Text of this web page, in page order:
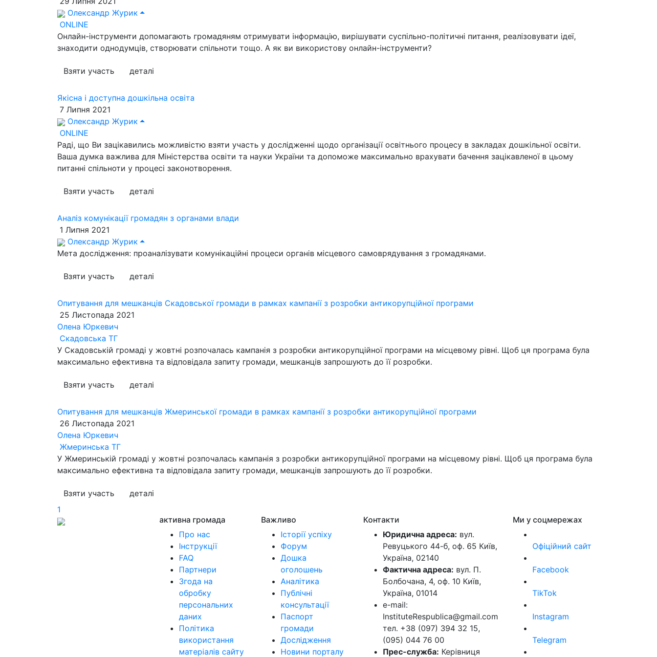
Олександр Журик
ONLINE
Онлайн-інструменти допомагають громадяням отримувати інформацію, вирішувати суспільно-політичні питання, реалізовувати ідеї,
знаходити однодумців, створювати спільноти тощо. А як ви використову онлайн-інструменти?
Взяти участь деталі
Якісна і доступна дошкільна освіта
7 Липня 2021
Олександр Журик
ONLINE
Раді, що Ви зацікавились можливістю взяти участь у дослідженні щодо організації освітнього процесу в закладах дошкільної освіти.
Ваша думка важлива для Міністерства освіти та науки України та допоможе максимально врахувати бачення зацікавленої в цьому
питанні спільноти у процесі законотворення.
Взяти участь деталі
Аналіз комунікації громадян з органами влади
1 Липня 2021
Олександр Журик
Мета дослідження: проаналізувати комунікаційні процеси органів місцевого самоврядування з громадянами.
Взяти участь деталі
Опитування для мешканців Скадовської громади в рамках кампанії з розробки антикорупційної програми
25 Листопада 2021
Олена Юркевич
Скадовська ТГ
У Скадовській громаді у жовтні розпочалась кампанія з розробки антикорупційної програми на місцевому рівні. Щоб ця програма була
максимально ефективна та відповідала запиту громади, мешканців запрошують до її розробки.
Взяти участь деталі
Опитування для мешканців Жмеринської громади в рамках кампанії з розробки антикорупційної програми
26 Листопада 2021
Олена Юркевич
Жмеринська ТГ
У Жмеринській громаді у жовтні розпочалась кампанія з розробки антикорупційної програми на місцевому рівні. Щоб ця програма була
максимально ефективна та відповідала запиту громади, мешканців запрошують до її розробки.
Взяти участь
деталі
1
активна громада
Про нас
Інструкції
FAQ
Партнери
Згода на
обробку
персональних
даних
Політика
використання
матеріалів сайту
Важливо
Історії успіху
Форум
Дошка
оголошень
Аналітика
Публічні
консультації
Паспорт
громади
Дослідження
Новини порталу
Контакти
Юридична адреса: вул.
Ревуцького 44-б, оф. 65 Київ,
Україна, 02140
Фактична адреса: вул. П.
Болбочана, 4, оф. 10 Київ,
Україна, 01014
e-mail:
InstituteRespublica@gmail.com
тел. +38 (097) 394 32 15,
(095) 044 76 00
Прес-служба: Керівниця
Ми у соцмережах
Офіційний сайт
Facebook
TikTok
Instagram
Telegram